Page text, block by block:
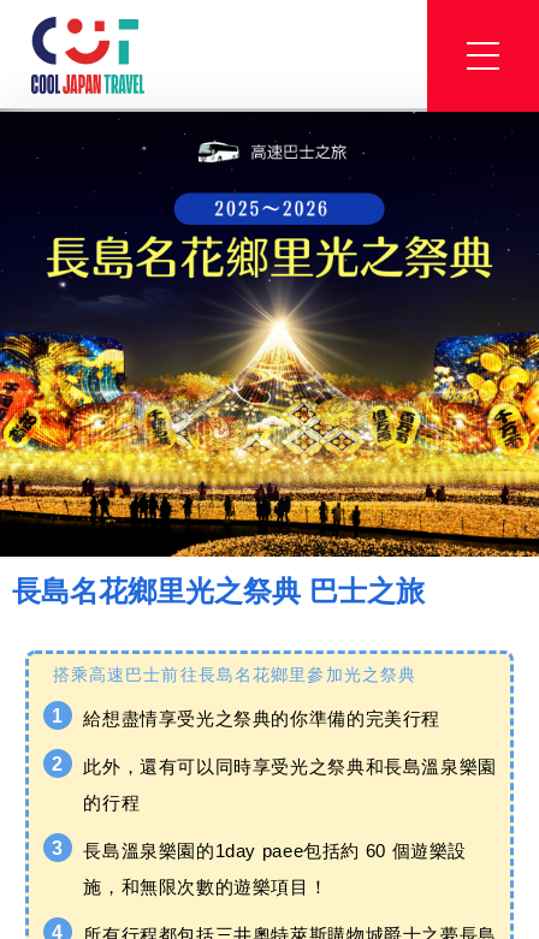
長島名花鄉里光之祭典 巴士之旅
搭乘高速巴士前往長島名花鄉里參加光之祭典
給想盡情享受光之祭典的你準備的完美行程
此外，還有可以同時享受光之祭典和長島溫泉樂園
的行程
長島溫泉樂園的1day paee包括約 60 個遊樂設
施，和無限次數的遊樂項目！